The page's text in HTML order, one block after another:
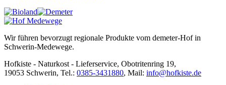
Wir führen bevorzugt regionale Produkte vom demeter-Hof in
Schwerin-Medewege.
Hofkiste - Naturkost - Lieferservice, Obotritenring 19,
19053 Schwerin, Tel.: 0385-3431880, Mail: info@hofkiste.de